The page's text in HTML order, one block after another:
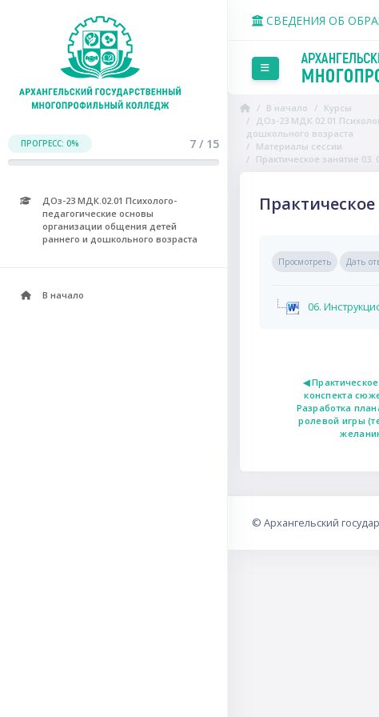
СВЕДЕНИЯ ОБ
Боковая панель
ПРОГРЕСС: 0% 7 / 15
ДОз-23 МДК.02.01 Психолого-
педагогические основы
организации общения детей
раннего и дошкольного возраста
В начало
В начало
Курсы
ДОз-23 МДК.02.01
дошкольного возраста
Материалы сессии
Практическое занятие 03.
Просмотреть Дать
06.
◀︎
конспекта
Разработка
ролевой игры
© Архангельский